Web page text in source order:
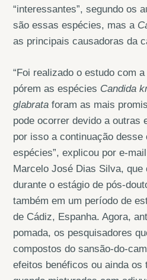
“interessantes”, segundo os
são essas espécies, mas a
as principais causadoras da
“Foi realizado o estudo com a
pórem as espécies Candida
glabrataforam as mais
pode ocorrer devido a outras
por isso a continuação desse
espécies”, explicou por e-
Marcelo José Dias Silva, que
durante o estágio de pós-
também em um período de
de Cádiz, Espanha. Agora,
pomada, os pesquisadores
compostos do sansão-do-
efeitos benéficos ou ainda os